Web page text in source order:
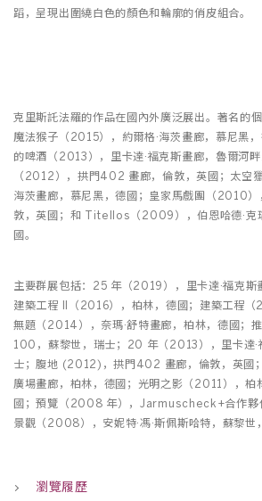
蹈，呈現出圍繞白色的顏色和輪廓的俏皮組合。
克里斯託法羅的作品在國內外廣泛展出。著名的
魔法猴子（2015），約爾格·海茨畫廊，慕尼黑
的啤酒（2013），里卡達·福克斯畫廊，魯爾河
（2012），拱門402 畫廊，倫敦，英國；太空
海茨畫廊，慕尼黑，德國；皇家馬戲團（2010
敦，英國；和 Titellos（2009），伯恩哈德·克
國。
主要群展包括：25 年（2019），里卡達·福克斯
建築工程 II（2016），柏林，德國；建築工程（
無題（2014），奈瑪·舒特畫廊，柏林，德國；
100，蘇黎世，瑞士；20 年（2013），里卡達·
士；腹地 (2012)，拱門402 畫廊，倫敦，英國
廣場畫廊，柏林，德國；光明之影（2011），柏
國；預覽（2008 年），Jarmuscheck+合作夥
景觀（2008），安妮特·馮·斯佩斯哈特，蘇黎世
瀏覽履歷